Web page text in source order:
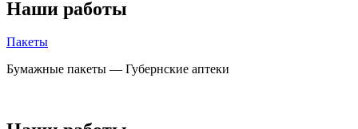
Наши работы
Пакеты
Бумажные пакеты — Губернские аптеки